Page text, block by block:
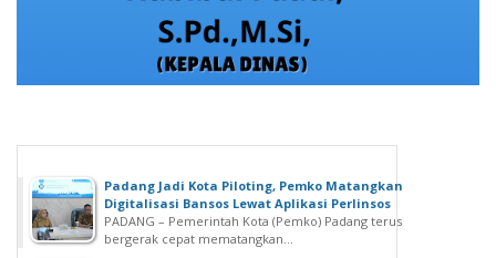
Padang Jadi Kota Piloting, Pemko Matangkan
Digitalisasi Bansos Lewat Aplikasi Perlinsos
PADANG – Pemerintah Kota (Pemko) Padang terus
bergerak cepat mematangkan...